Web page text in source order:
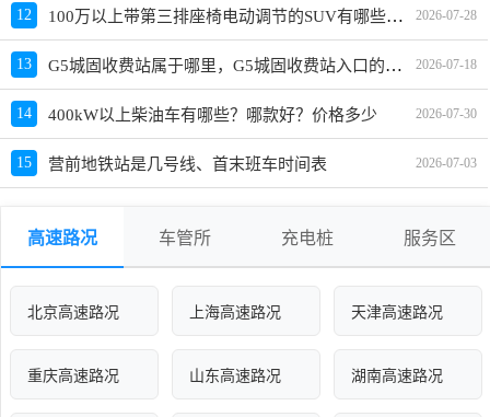
12 100万以上带第三排座椅电动调节的SUV有哪些？哪款值得买？ 2026-07-28
13 G5城固收费站属于哪里，G5城固收费站入口的详细地址 2026-07-18
14 400kW以上柴油车有哪些？哪款好？价格多少 2026-07-30
15 营前地铁站是几号线、首末班车时间表 2026-07-03
高速路况 车管所 充电桩 服务区
北京高速路况 上海高速路况 天津高速路况
重庆高速路况 山东高速路况 湖南高速路况